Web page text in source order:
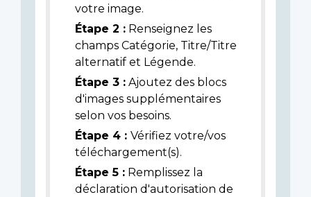
votre image.
Étape 2 : Renseignez les
champs Catégorie, Titre/Titre
alternatif et Légende.
Étape 3 : Ajoutez des blocs
d'images supplémentaires
selon vos besoins.
Étape 4 : Vérifiez votre/vos
téléchargement(s).
Étape 5 : Remplissez la
déclaration d'autorisation de